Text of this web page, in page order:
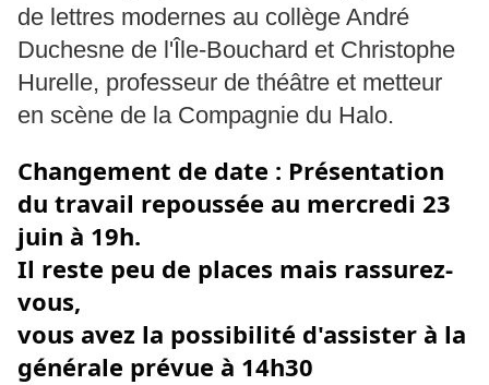
de lettres modernes au collège André
Duchesne de l'Île-Bouchard et Christophe
Hurelle, professeur de théâtre et metteur
en scène de la Compagnie du Halo.
Changement de date : Présentation
du travail repoussée au mercredi 23
juin à 19h.
Il reste peu de places mais rassurez-
vous,
vous avez la possibilité d'assister à la
générale prévue à 14h30